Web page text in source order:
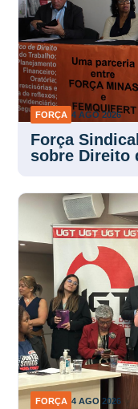
FORÇA 4 AGO 2026
Força
sobre Direito
FORÇA 4 AGO 2026